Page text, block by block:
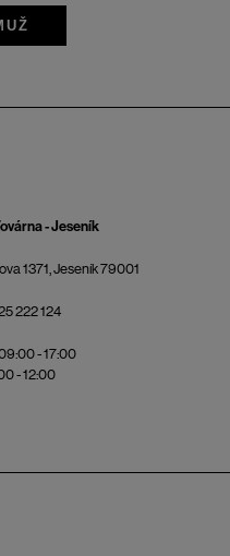
- Jeseník
1371, Jeseník 79001
222 124
- 17:00
- 12:00